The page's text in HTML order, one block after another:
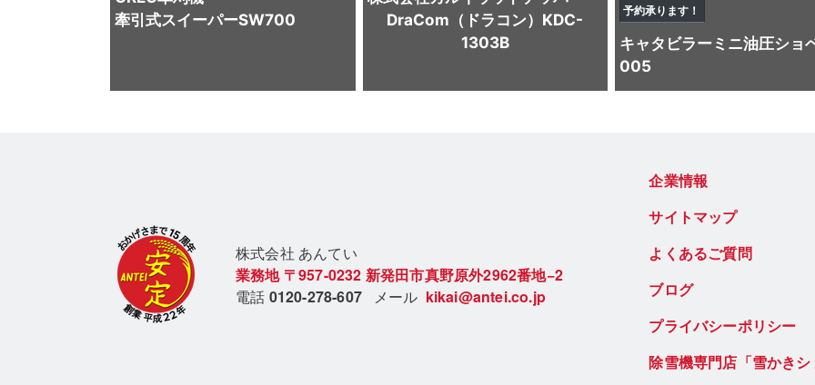
牽引式スイーパーSW700
DraCom（ドラコン）KDC-
1303B
予約承ります！
キャタビラーミニ油圧ショ
005
株式会社 あんてい
業務地 〒957-0232 新発田市真野原外2962番地−2
電話 0120-278-607 メール kikai@antei.co.jp
企業情報
サイトマップ
よくあるご質問
ブログ
プライバシーポリシー
除雪機専門店「雪かき